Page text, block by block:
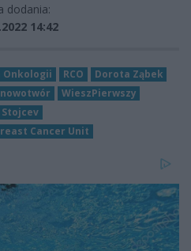
dodania:
14:42
Onkologii RCO
Dorota Ząbek
nowotwór
WieszPierwszy
Cancer Unit